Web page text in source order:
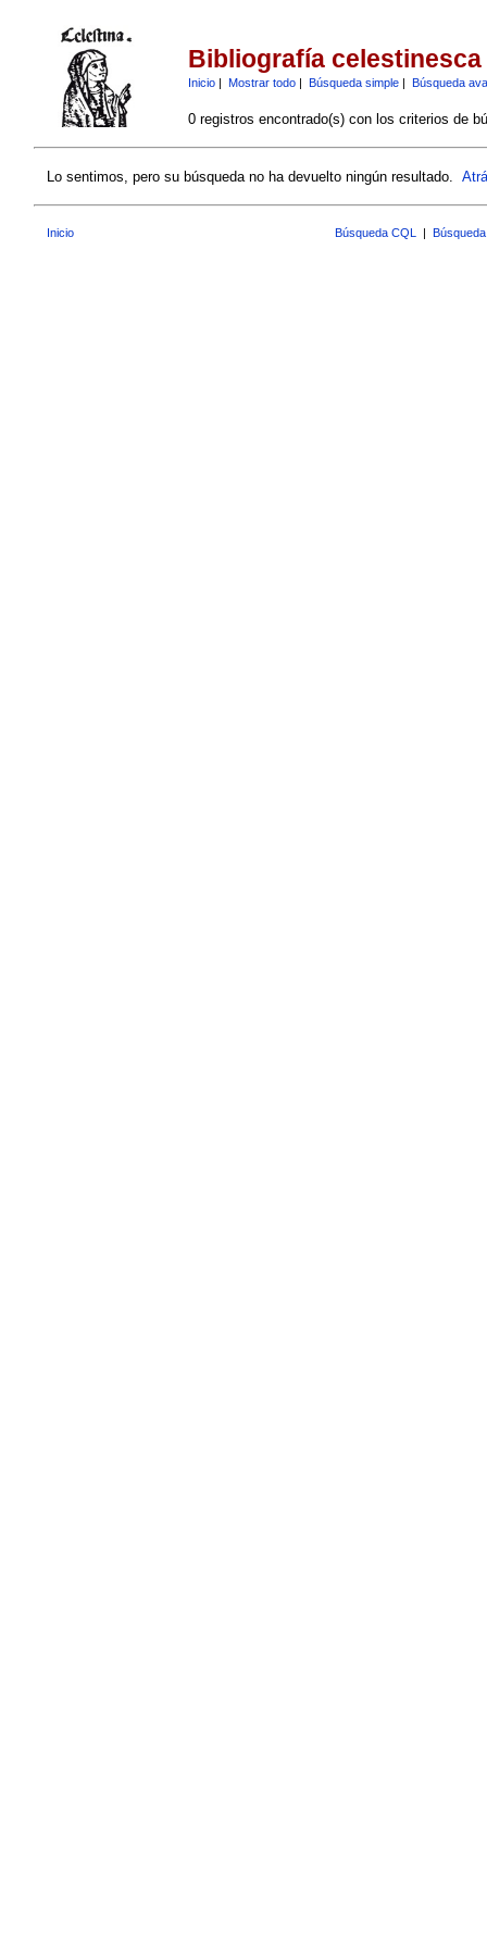
Bibliografía celestinesca
Inicio| Mostrar todo| Búsqueda simple| Búsqueda
0 registros encontrado(s) con los criterios de
Lo sentimos, pero su búsqueda no ha devuelto ningún resultado.
Inicio Búsqueda CQL |